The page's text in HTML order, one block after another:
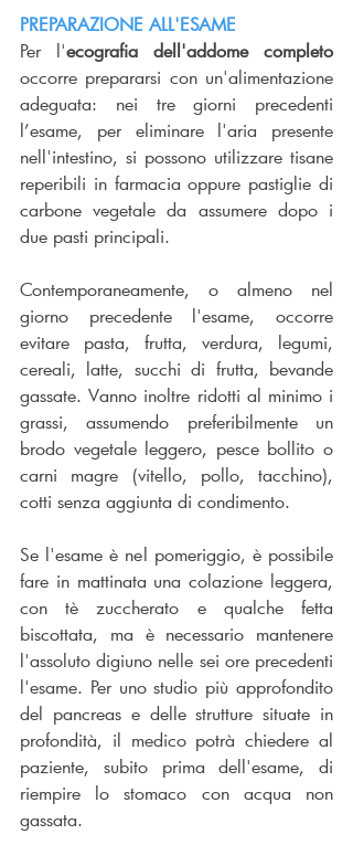
PREPARAZIONE ALL'ESAME
Per l'ecografia dell'addome completo
occorre prepararsi con un'alimentazione
adeguata: nei tre giorni precedenti
l’esame, per eliminare l'aria presente
nell'intestino, si possono utilizzare tisane
reperibili in farmacia oppure pastiglie di
carbone vegetale da assumere dopo i
due pasti principali.
Contemporaneamente, o almeno nel
giorno precedente l'esame, occorre
evitare pasta, frutta, verdura, legumi,
cereali, latte, succhi di frutta, bevande
gassate. Vanno inoltre ridotti al minimo i
grassi, assumendo preferibilmente un
brodo vegetale leggero, pesce bollito o
carni magre (vitello, pollo, tacchino),
cotti senza aggiunta di condimento.
Se l'esame è nel pomeriggio, è possibile
fare in mattinata una colazione leggera,
con tè zuccherato e qualche fetta
biscottata, ma è necessario mantenere
l'assoluto digiuno nelle sei ore precedenti
l'esame. Per uno studio più approfondito
del pancreas e delle strutture situate in
profondità, il medico potrà chiedere al
paziente, subito prima dell'esame, di
riempire lo stomaco con acqua non
gassata.